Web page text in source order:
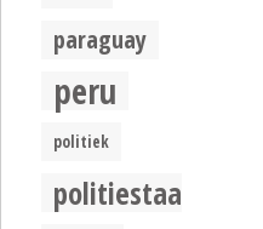
paraguay
peru
politiek
politiestaat